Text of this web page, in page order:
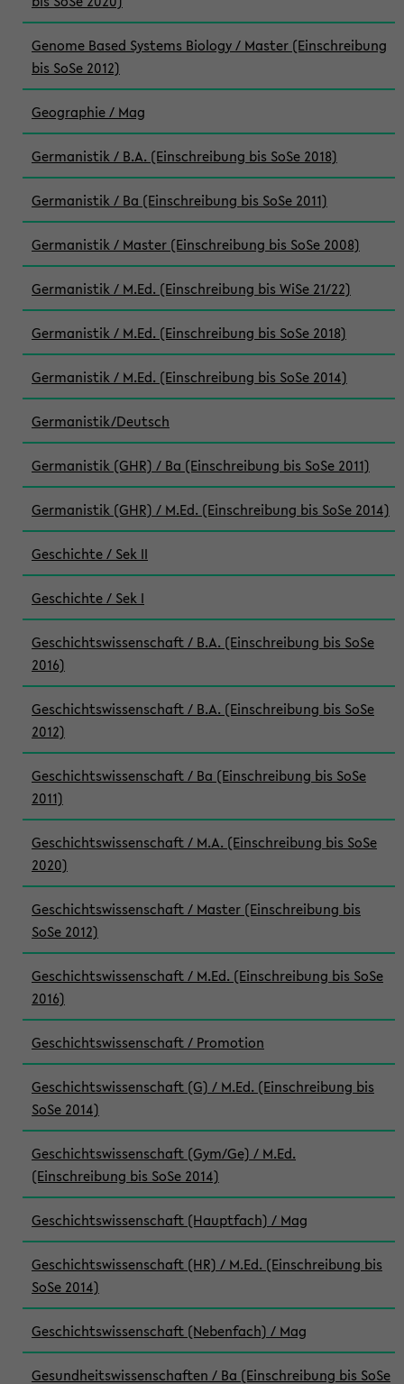
Genome Based Systems Biology / Master (Einschreibung
bis SoSe 2012)
Geographie / Mag
Germanistik / B.A. (Einschreibung bis SoSe 2018)
Germanistik / Ba (Einschreibung bis SoSe 2011)
Germanistik / Master (Einschreibung bis SoSe 2008)
Germanistik / M.Ed. (Einschreibung bis WiSe 21/22)
Germanistik / M.Ed. (Einschreibung bis SoSe 2018)
Germanistik / M.Ed. (Einschreibung bis SoSe 2014)
Germanistik/Deutsch
Germanistik (GHR) / Ba (Einschreibung bis SoSe 2011)
Germanistik (GHR) / M.Ed. (Einschreibung bis SoSe 2014)
Geschichte / Sek II
Geschichte / Sek I
Geschichtswissenschaft / B.A. (Einschreibung bis SoSe
2016)
Geschichtswissenschaft / B.A. (Einschreibung bis SoSe
2012)
Geschichtswissenschaft / Ba (Einschreibung bis SoSe
2011)
Geschichtswissenschaft / M.A. (Einschreibung bis SoSe
2020)
Geschichtswissenschaft / Master (Einschreibung bis
SoSe 2012)
Geschichtswissenschaft / M.Ed. (Einschreibung bis SoSe
2016)
Geschichtswissenschaft / Promotion
Geschichtswissenschaft (G) / M.Ed. (Einschreibung bis
SoSe 2014)
Geschichtswissenschaft (Gym/Ge) / M.Ed.
(Einschreibung bis SoSe 2014)
Geschichtswissenschaft (Hauptfach) / Mag
Geschichtswissenschaft (HR) / M.Ed. (Einschreibung bis
SoSe 2014)
Geschichtswissenschaft (Nebenfach) / Mag
Gesundheitswissenschaften / Ba (Einschreibung bis SoSe